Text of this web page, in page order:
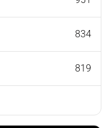
834
819